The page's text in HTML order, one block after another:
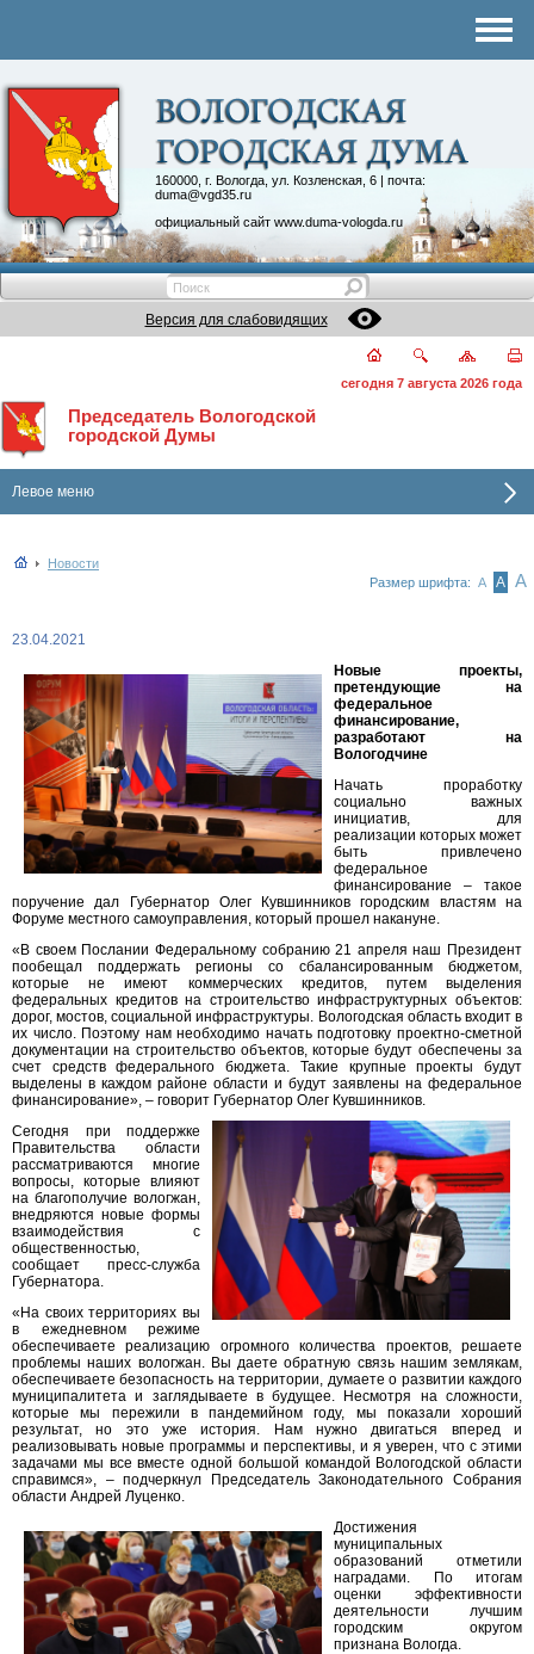
160000, г. Вологда, ул. Козленская, 6 | почта:
duma@vgd35.ru
официальный сайт www.duma-vologda.ru
Контакты
Депутатские объединения
Версия для слабовидящих
сегодня 7 августа 2026 года
Председатель Вологодской
городской Думы
Левое меню
Новости
Размер шрифта: А А А
23.04.2021
Новые проекты,
претендующие на
федеральное
финансирование,
разработают на
Вологодчине
Начать проработку
социально важных
инициатив, для
реализации которых может
быть привлечено
федеральное
финансирование – такое
поручение дал Губернатор Олег Кувшинников городским властям на
Форуме местного самоуправления, который прошел накануне.
«В своем Послании Федеральному собранию 21 апреля наш Президент
пообещал поддержать регионы со сбалансированным бюджетом,
которые не имеют коммерческих кредитов, путем выделения
федеральных кредитов на строительство инфраструктурных объектов:
дорог, мостов, социальной инфраструктуры. Вологодская область входит в
их число. Поэтому нам необходимо начать подготовку проектно-сметной
документации на строительство объектов, которые будут обеспечены за
счет средств федерального бюджета. Такие крупные проекты будут
выделены в каждом районе области и будут заявлены на федеральное
финансирование», – говорит Губернатор Олег Кувшинников.
Сегодня при поддержке
Правительства области
рассматриваются многие
вопросы, которые влияют
на благополучие вологжан,
внедряются новые формы
взаимодействия с
общественностью,
сообщает пресс-служба
Губернатора.
«На своих территориях вы
в ежедневном режиме
обеспечиваете реализацию огромного количества проектов, решаете
проблемы наших вологжан. Вы даете обратную связь нашим землякам,
обеспечиваете безопасность на территории, думаете о развитии каждого
муниципалитета и заглядываете в будущее. Несмотря на сложности,
которые мы пережили в пандемийном году, мы показали хороший
результат, но это уже история. Нам нужно двигаться вперед и
реализовывать новые программы и перспективы, и я уверен, что с этими
задачами мы все вместе одной большой командой Вологодской области
справимся», – подчеркнул Председатель Законодательного Собрания
области Андрей Луценко.
Достижения
муниципальных
образований отметили
наградами. По итогам
оценки эффективности
деятельности лучшим
городским округом
признана Вологда.